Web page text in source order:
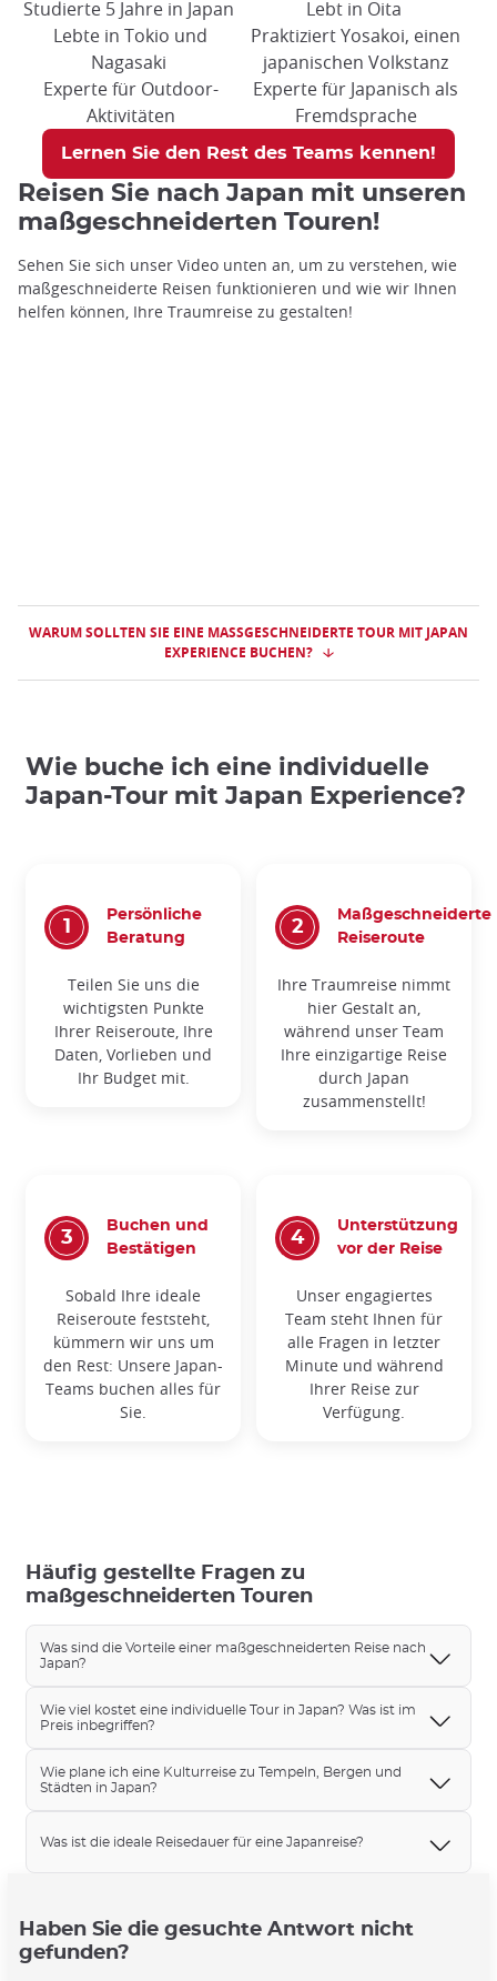
Studierte 5 Jahre in Japan
Lebte in Tokio und
Nagasaki
Experte für Outdoor-
Aktivitäten
Lebt in Oita
Praktiziert Yosakoi, einen
japanischen Volkstanz
Experte für Japanisch als
Fremdsprache
Lernen Sie den Rest des Teams kennen!
Reisen Sie nach Japan mit unseren
maßgeschneiderten Touren!
Sehen Sie sich unser Video unten an, um zu verstehen, wie
maßgeschneiderte Reisen funktionieren und wie wir Ihnen
helfen können, Ihre Traumreise zu gestalten!
WARUM SOLLTEN SIE EINE MASSGESCHNEIDERTE TOUR MIT JAPAN E
XPERIENCE BUCHEN?
Wie buche ich eine individuelle
Japan-Tour mit Japan Experience?
Persönliche
Beratung
Teilen Sie uns die
wichtigsten Punkte
Ihrer Reiseroute, Ihre
Daten, Vorlieben und
Ihr Budget mit.
Maßgeschneiderte
Reiseroute
Ihre Traumreise nimmt
hier Gestalt an,
während unser Team
Ihre einzigartige Reise
durch Japan
zusammenstellt!
Buchen und
Bestätigen
Sobald Ihre ideale
Reiseroute feststeht,
kümmern wir uns um
den Rest: Unsere Japan-
Teams buchen alles für
Sie.
Unterstützung
vor der Reise
Unser engagiertes
Team steht Ihnen für
alle Fragen in letzter
Minute und während
Ihrer Reise zur
Verfügung.
Häufig gestellte Fragen zu
maßgeschneiderten Touren
Was sind die Vorteile einer maßgeschneiderten Reise nach
Japan?
Wie viel kostet eine individuelle Tour in Japan? Was ist im
Preis inbegriffen?
Wie plane ich eine Kulturreise zu Tempeln, Bergen und
Städten in Japan?
Was ist die ideale Reisedauer für eine Japanreise?
Haben Sie die gesuchte Antwort nicht
gefunden?